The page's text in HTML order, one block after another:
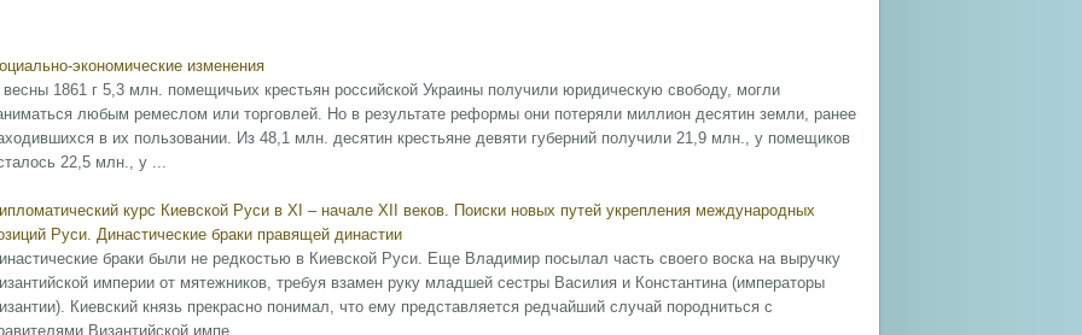
экономические изменения
1861 г 5,3 млн. помещичьих крестьян российской Украины получили юридическую свободу, могли
любым ремеслом или торговлей. Но в результате реформы они потеряли миллион десятин земли, ранее
в их пользовании. Из 48,1 млн. десятин крестьяне девяти губерний получили 21,9 млн., у помещиков
22,5 млн., у ...
курс Киевской Руси в XI – начале XII веков. Поиски новых путей укрепления международных
Руси. Династические браки правящей династии
браки были не редкостью в Киевской Руси. Еще Владимир посылал часть своего воска на выручку
империи от мятежников, требуя взамен руку младшей сестры Василия и Константина (императоры
Киевский князь прекрасно понимал, что ему представляется редчайший случай породниться с
Византийской импе ...